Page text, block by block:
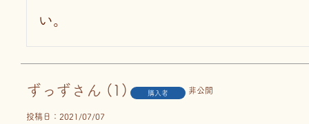
い。
ずっず 1 購入者 非公開
投稿日 2021/07/07